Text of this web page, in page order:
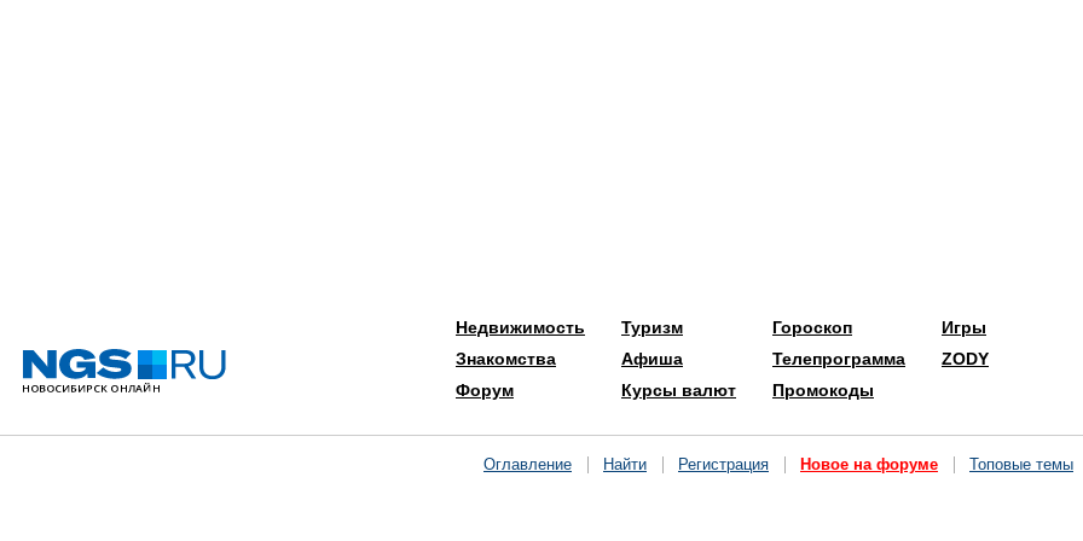
Недвижимость
Знакомства
Форум
Туризм
Афиша
Курсы валют
Гороскоп
Телепрограмма
Промокоды
Игры
ZODY
Оглавление Найти Регистрация Новое на форуме Топовые темы